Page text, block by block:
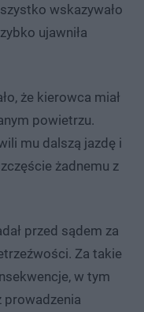
wskazywało
ujawniła
że kierowca miał
powietrzu.
mu dalszą jazdę i
żadnemu z
przed sądem za
Za takie
w tym
prowadzenia